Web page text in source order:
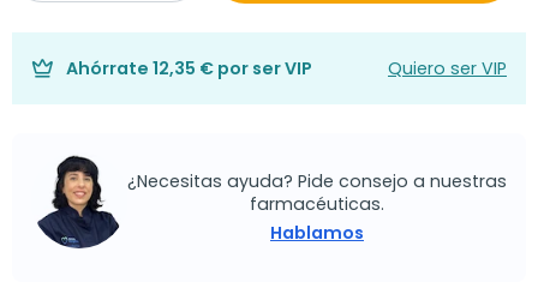
Ahórrate 12,35 € por ser VIP Quiero ser VIP
¿Necesitas ayuda? Pide consejo a nuestras
farmacéuticas.
Hablamos